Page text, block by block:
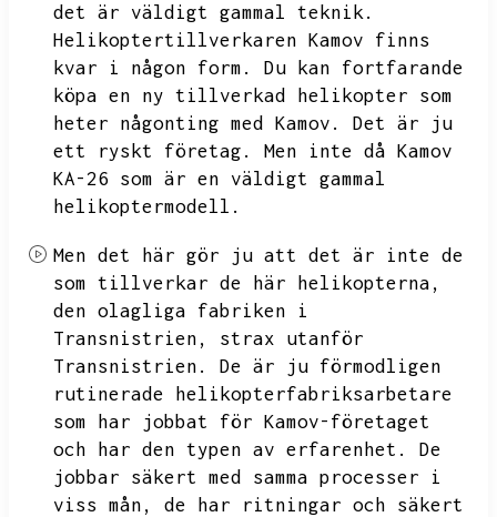
det är väldigt gammal teknik.
Helikoptertillverkaren Kamov finns
kvar i någon form.
Du kan fortfarande
köpa en ny tillverkad helikopter som
heter någonting med Kamov.
Det är ju
ett ryskt företag.
Men inte då Kamov
KA-26 som är en väldigt gammal
helikoptermodell.
Men det här gör ju att det är inte de
som tillverkar de här helikopterna,
den olagliga fabriken i
Transnistrien,
strax utanför
Transnistrien.
De är ju förmodligen
rutinerade helikopterfabriksarbetare
som har jobbat för Kamov-företaget
och har den typen av erfarenhet.
De
jobbar säkert med samma processer i
viss mån,
de har ritningar och säkert